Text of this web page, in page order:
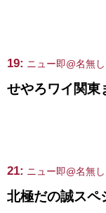
19: ニュー即@名無し
せやろワイ関東
21: ニュー即@名無し
北極だの誠スペ